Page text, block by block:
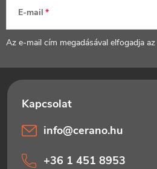
é
E-mail
Az e-mail cím megadásával elfogadja az
info@cerano.hu
+36 1 451 8953